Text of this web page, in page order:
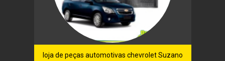
loja de peças automotivas chevrolet Suzano